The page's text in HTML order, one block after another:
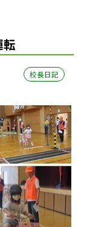
転
校長日記